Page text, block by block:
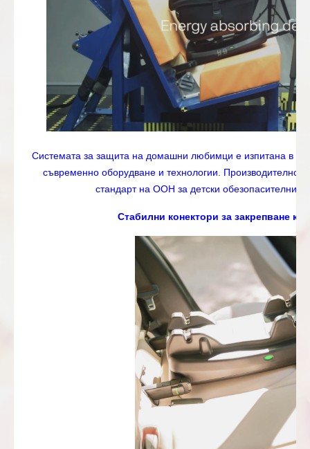
Системата за защита на домашни любимци е изпитана в
съвременно оборудване и технологии.
стандарт на ООН за детски обезопасителни
Стабилни конектори за закрепване